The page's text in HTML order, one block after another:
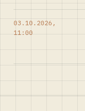
03.10.2026,
11:00